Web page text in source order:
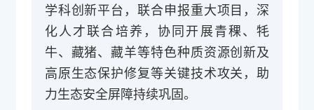
学科创新平台，联合申报重大项目，深
化人才联合培养，协同开展青稞、牦
牛、藏猪、藏羊等特色种质资源创新及
高原生态保护修复等关键技术攻关，助
力生态安全屏障持续巩固。